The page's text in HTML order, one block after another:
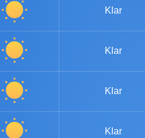
Klar
Klar
Klar
Klar